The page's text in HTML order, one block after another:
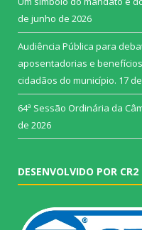
de junho de 2026
Audiência Pública para
aposentadorias e
cidadãos do município. 17
64ª Sessão Ordinária da
de 2026
DESENVOLVIDO POR CR2